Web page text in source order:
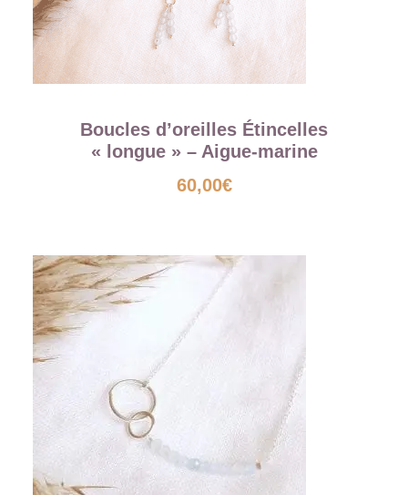
Boucles d’oreilles Étincelles
« longue » – Aigue-marine
60,00€